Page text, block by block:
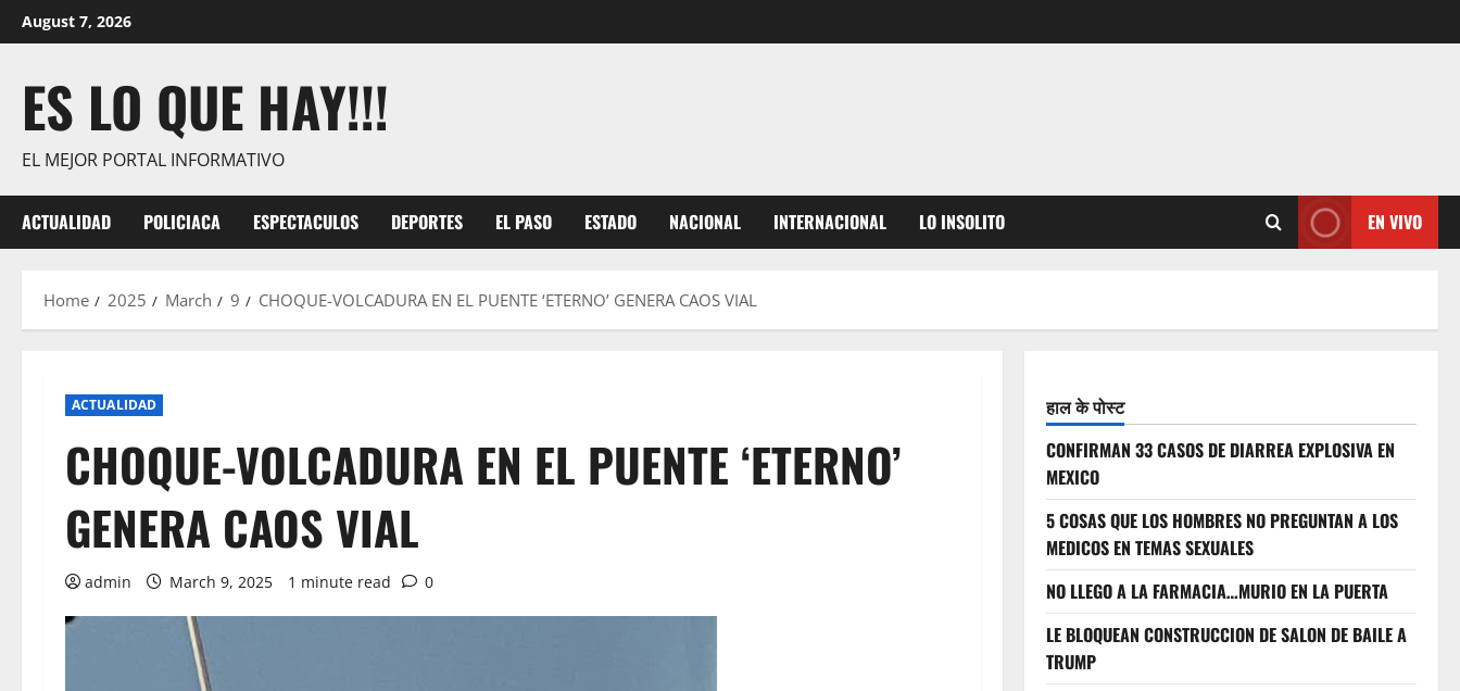
Skip
to
August 7, 2026
ES LO QUE HAY!!!
EL MEJOR PORTAL INFORMATIVO
ACTUALIDAD POLICIACA ESPECTACULOS DEPORTES EL PASO ESTADO NACIONAL INTERNACIONAL LO INSOLITO EN VIVO
Home 2025 March 9 CHOQUE-VOLCADURA EN EL PUENTE ‘ETERNO’ GENERA CAOS VIAL
ACTUALIDAD
CHOQUE-VOLCADURA EN EL PUENTE ‘ETERNO’
GENERA CAOS VIAL
admin March 9, 2025 1 minute read 0
हाल के पोस्ट
CONFIRMAN 33 CASOS DE DIARREA EXPLOSIVA EN
MEXICO
5 COSAS QUE LOS HOMBRES NO PREGUNTAN A LOS
MEDICOS EN TEMAS SEXUALES
NO LLEGO A LA FARMACIA…MURIO EN LA PUERTA
LE BLOQUEAN CONSTRUCCION DE SALON DE BAILE A
TRUMP